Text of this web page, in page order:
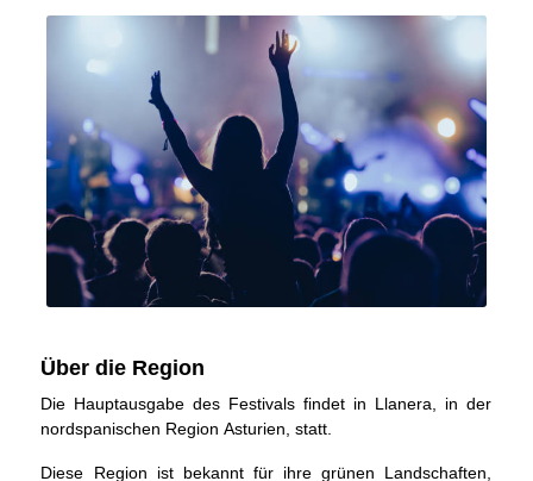
zahlreiche Food- und Drink-Angebote genießen.
Über die Region
Die Hauptausgabe des Festivals findet in Llanera, in der
nordspanischen Region Asturien, statt.
Diese Region ist bekannt für ihre grünen Landschaften,